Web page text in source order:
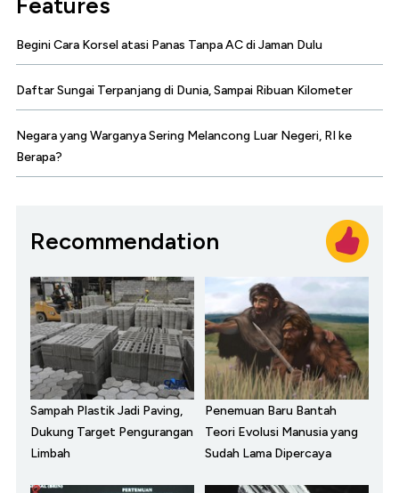
Begini Cara Korsel atasi Panas Tanpa AC di Jaman Dulu
Daftar Sungai Terpanjang di Dunia, Sampai Ribuan Kilometer
Negara yang Warganya Sering Melancong Luar Negeri, RI ke
Berapa?
Recommendation
Sampah Plastik Jadi Paving,
Dukung Target Pengurangan
Limbah
Penemuan Baru Bantah
Teori Evolusi Manusia yang
Sudah Lama Dipercaya